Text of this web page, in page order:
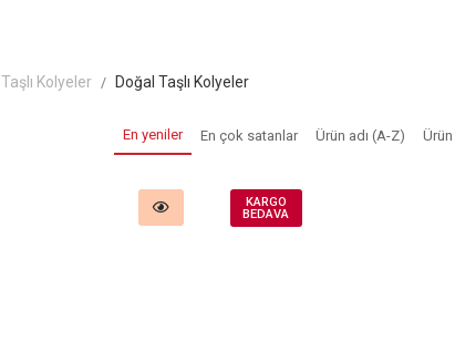
Taşlı Kolyeler Doğal Taşlı Kolyeler
En yeniler En çok satanlar Ürün adı (A-Z) Ürün
KARGO
BEDAVA